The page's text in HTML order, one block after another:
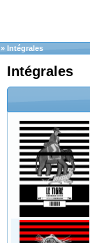
» Intégrales
Intégrales